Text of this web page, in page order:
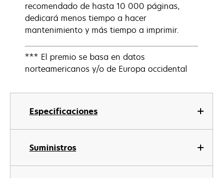
Especificaciones
Suministros
recomendado de hasta 10 000 páginas,
dedicará menos tiempo a hacer
mantenimiento y más tiempo a imprimir.
*** El premio se basa en datos
norteamericanos y/o de Europa occidental